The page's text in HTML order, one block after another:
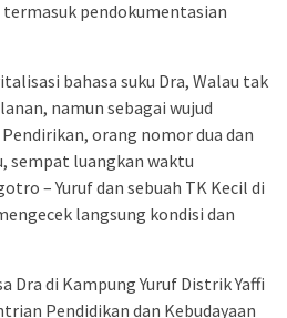
termasuk pendokumentasian
bahasa suku Dra, Walau tak
namun sebagai wujud
orang nomor dua dan
sempat luangkan waktu
– Yuruf dan sebuah TK Kecil di
langsung kondisi dan
Dra di Kampung Yuruf Distrik Yaffi
Pendidikan dan Kebudayaan